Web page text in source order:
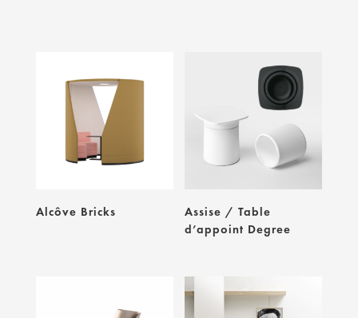
Alcôve Bricks
Assise / Table
d’appoint Degree